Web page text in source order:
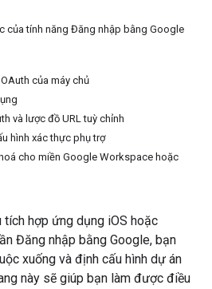
của tính năng Đăng nhập bằng Google
của máy chủ
và lược đồ URL tuỳ chỉnh
hình xác thực phụ trợ
cho miền Google Workspace hoặc
hợp ứng dụng iOS hoặc
Đăng nhập bằng Google, bạn
xuống và định cấu hình dự án
này sẽ giúp bạn làm được điều